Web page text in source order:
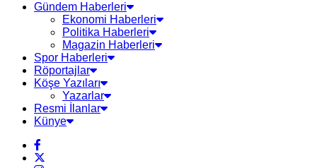
Gündem Haberleri
Ekonomi Haberleri
Politika Haberleri
Magazin Haberleri
Spor Haberleri
Röportajlar
Köşe Yazıları
Yazarlar
Resmi İlanlar
Künye